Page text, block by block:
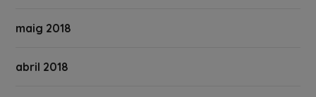
maig 2018
abril 2018